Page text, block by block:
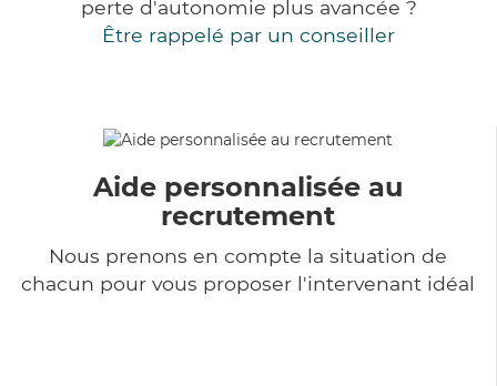
perte d'autonomie plus avancée ?
Être rappelé par un conseiller
Aide personnalisée au
recrutement
Nous prenons en compte la situation de
chacun pour vous proposer l'intervenant idéal